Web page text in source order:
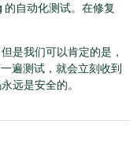
的自动化测试。在修复
是我们可以肯定的是，
遍测试，就会立刻收到
远是安全的。